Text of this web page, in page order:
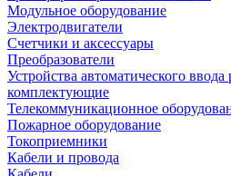
Модульное оборудование
Электродвигатели
Счетчики и аксессуары
Преобразователи
Устройства автоматического
комплектующие
Телекоммуникационное
Пожарное оборудование
Токоприемники
Кабели и провода